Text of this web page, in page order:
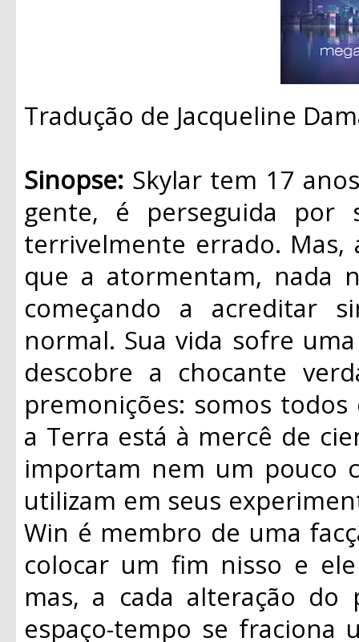
Tradução de Jacqueline
Sinopse: Skylar tem 17
gente, é perseguida por
terrivelmente errado. Mas,
que a atormentam, nada
começando a acreditar
normal. Sua vida sofre
descobre a chocante
premonições: somos
a Terra está à mercê de
importam nem um pouco
utilizam em seus
Win é membro de uma
colocar um fim nisso e
mas, a cada alteração
espaço-tempo se fraciona